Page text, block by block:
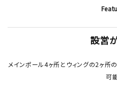
設営
メインポール4ヶ所とウィングの2ヶ所
可能